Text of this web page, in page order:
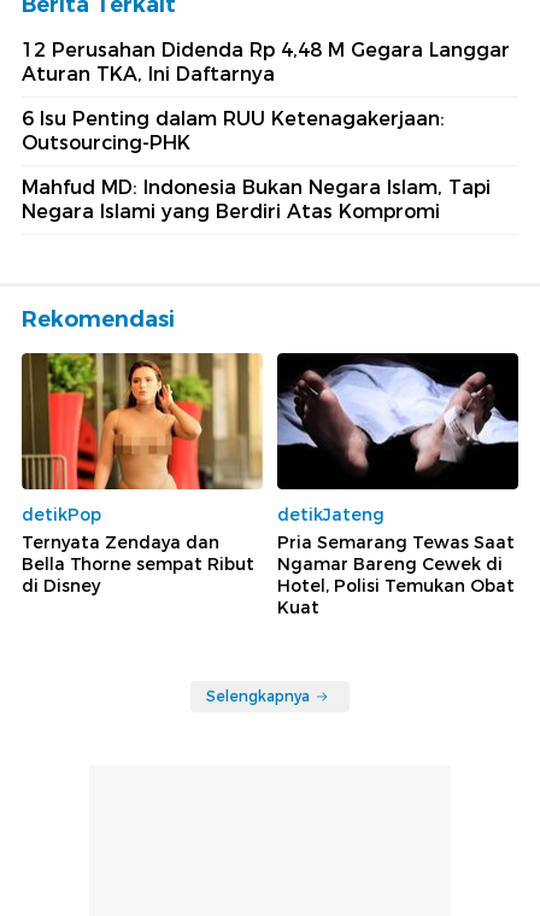
12 Perusahan Didenda Rp 4,48 M Gegara Langgar
Aturan TKA, Ini Daftarnya
6 Isu Penting dalam RUU Ketenagakerjaan:
Outsourcing-PHK
Mahfud MD: Indonesia Bukan Negara Islam, Tapi
Negara Islami yang Berdiri Atas Kompromi
Rekomendasi
detikPop
Ternyata Zendaya dan
Bella Thorne sempat Ribut
di Disney
detikJateng
Pria Semarang Tewas Saat
Ngamar Bareng Cewek di
Hotel, Polisi Temukan Obat
Kuat
Selengkapnya